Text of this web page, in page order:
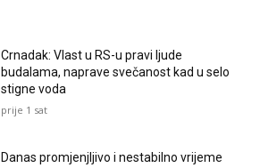
Crnadak: Vlast u RS-u pravi ljude
budalama, naprave svečanost kad u selo
stigne voda
prije 1 sat
Danas promjenjljivo i nestabilno vrijeme